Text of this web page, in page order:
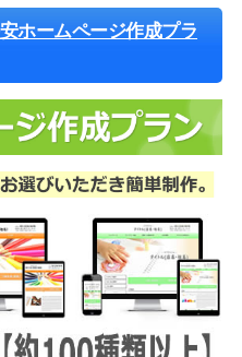
ホームページ作成プラ